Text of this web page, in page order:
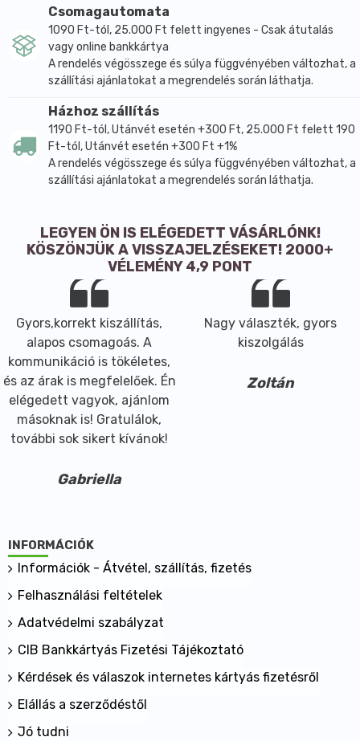
Csomagautomata
1090 Ft-tól, 25.000 Ft felett ingyenes - Csak átutalás
vagy online bankkártya
A rendelés végösszege és súlya függvényében változhat, a
szállítási ajánlatokat a megrendelés során láthatja.
Házhoz szállítás
1190 Ft-tól, Utánvét esetén +300 Ft, 25.000 Ft felett 190
Ft-tól, Utánvét esetén +300 Ft +1%
A rendelés végösszege és súlya függvényében változhat, a
szállítási ajánlatokat a megrendelés során láthatja.
LEGYEN ÖN IS ELÉGEDETT VÁSÁRLÓNK!
KÖSZÖNJÜK A VISSZAJELZÉSEKET! 2000+
VÉLEMÉNY 4,9 PONT
Gyors,korrekt kiszállítás,
alapos csomagoás. A
kommunikáció is tökéletes,
és az árak is megfelelőek. Én
elégedett vagyok, ajánlom
másoknak is! Gratulálok,
további sok sikert kívánok!
Gabriella
Nagy választék, gyors
kiszolgálás
Zoltán
INFORMÁCIÓK
Információk - Átvétel, szállítás, fizetés
Felhasználási feltételek
Adatvédelmi szabályzat
CIB Bankkártyás Fizetési Tájékoztató
Kérdések és válaszok internetes kártyás fizetésről
Elállás a szerződéstől
Jó tudni